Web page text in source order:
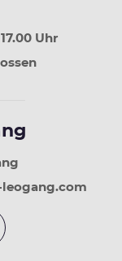
Uhr
leogang.com